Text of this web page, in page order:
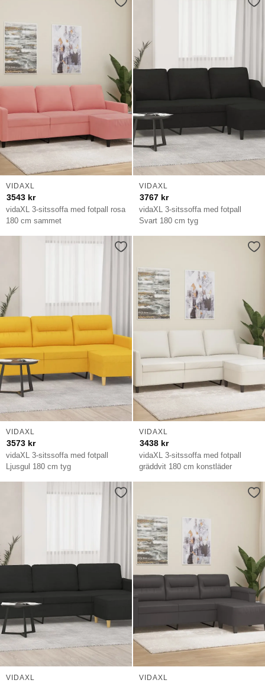
vidaXL 3-sitssoffa med fotpall rosa
180 cm sammet
VIDAXL
3543 kr
vidaXL 3-sitssoffa med fotpall
Svart 180 cm tyg
VIDAXL
3767 kr
vidaXL 3-sitssoffa med fotpall
Ljusgul 180 cm tyg
VIDAXL
3573 kr
vidaXL 3-sitssoffa med fotpall
gräddvit 180 cm konstläder
VIDAXL
3438 kr
VIDAXL VIDAXL